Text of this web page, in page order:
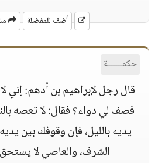
أضف للمفضلة
حكمــــــة
قال رجل لإبراهيم بن أدهم: إني
فصف لي دواء؟ فقال: لا تعصه
يديه بالليل، فإن وقوفك بين
الشرف، والعاصي لا